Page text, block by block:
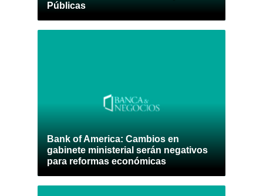
Públicas
Bank of America: Cambios en
gabinete ministerial serán negativos
para reformas económicas